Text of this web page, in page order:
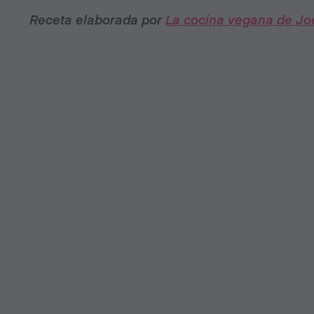
Receta elaborada porLa cocina vegana de